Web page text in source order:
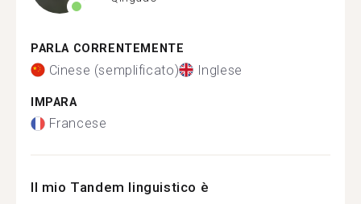
PARLA CORRENTEMENTE
Cinese (semplificato) Inglese
IMPARA
Francese
Il mio Tandem linguistico è